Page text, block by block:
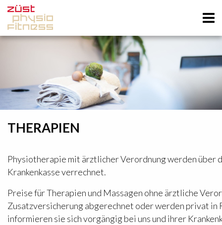
THERAPIEN
Physiotherapie mit ärztlicher Verordnung werden über
Krankenkasse verrechnet.
Preise für Therapien und Massagen ohne ärztliche
Zusatzversicherung abgerechnet oder werden privat
informieren sie sich vorgängig bei uns und ihrer